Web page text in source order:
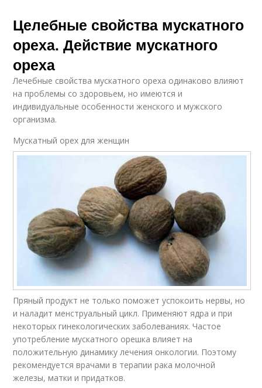
Целебные свойства мускатного
ореха. Действие мускатного
ореха
Лечебные свойства мускатного ореха одинаково влияют
на проблемы со здоровьем, но имеются и
индивидуальные особенности женского и мужского
организма.
Мускатный орех для женщин
Пряный продукт не только поможет успокоить нервы, но
и наладит менструальный цикл. Применяют ядра и при
некоторых гинекологических заболеваниях. Частое
употребление мускатного орешка влияет на
положительную динамику лечения онкологии. Поэтому
рекомендуется врачами в терапии рака молочной
железы, матки и придатков.